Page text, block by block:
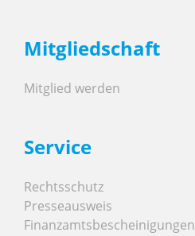
Mitgliedschaft
Mitglied werden
Service
Rechtsschutz
Presseausweis
Finanzamtsbescheinigungen